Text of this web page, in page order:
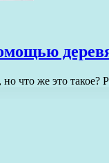
что же это